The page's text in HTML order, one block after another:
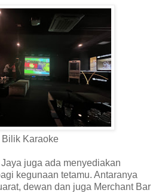
Bilik Karaoke
juga ada menyediakan
kegunaan tetamu. Antaranya
dewan dan juga Merchant Bar